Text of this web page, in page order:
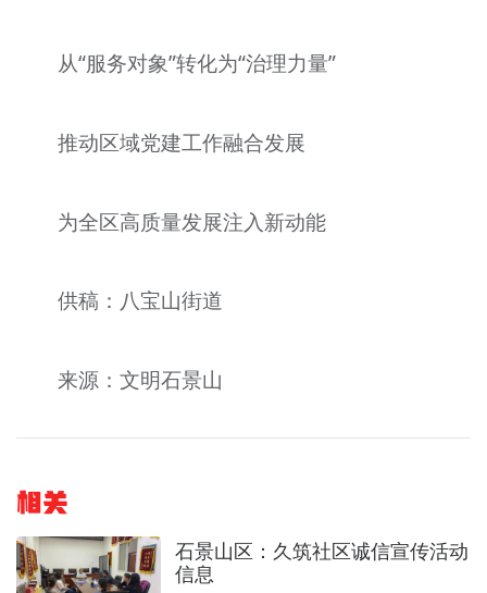
从“服务对象”转化为“治理力量”
推动区域党建工作融合发展
为全区高质量发展注入新动能
供稿：八宝山街道
来源：文明石景山
相关
石景山区：久筑社区诚信宣传活动
信息